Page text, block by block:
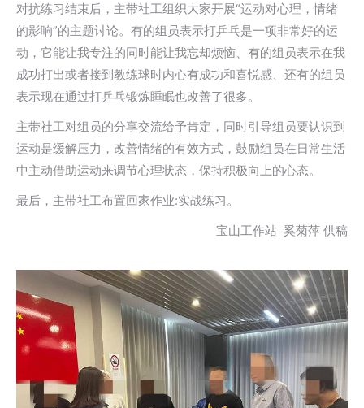
对抗练习结束后，主带社工组织大家开展“运动对心理，情绪
的影响”的主题讨论。有的组员表示打乒乓是一项非常好的运
动，它能让我专注的同时能让我忘却烦恼、有的组员表示在我
成功打出或者接到教练球时内心有成功和喜悦感、还有的组员
表示现在通过打乒乓锻炼睡眠也改善了很多。
主带社工对组员的分享交流给予肯定，同时引导组员要认识到
运动是缓解压力，改善情绪的有效方式，鼓励组员在日常生活
中主动借助运动来调节心理状态，保持积极向上的心态。
最后，主带社工布置回家作业:实战练习。
宝山工作站 奚菊萍 供稿